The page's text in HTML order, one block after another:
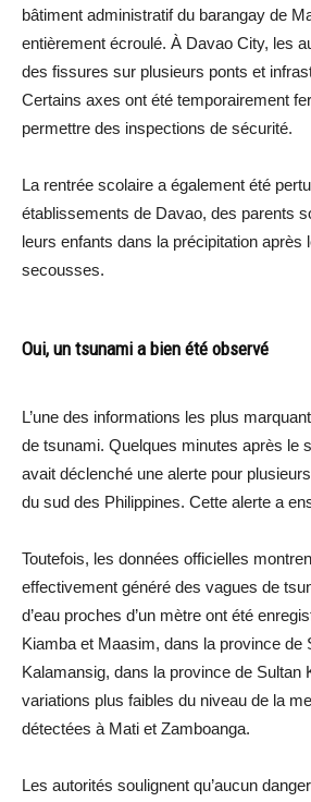
bâtiment administratif du barangay de
entièrement écroulé. À Davao City, les
des fissures sur plusieurs ponts et
Certains axes ont été temporairement
permettre des inspections de sécurité.
La rentrée scolaire a également été
établissements de Davao, des parents
leurs enfants dans la précipitation après
secousses.
Oui, un tsunami a bien été observé
L’une des informations les plus
de tsunami. Quelques minutes après le
avait déclenché une alerte pour
du sud des Philippines. Cette alerte a
Toutefois, les données officielles
effectivement généré des vagues de
d’eau proches d’un mètre ont été
Kiamba et Maasim, dans la province de
Kalamansig, dans la province de Sultan
variations plus faibles du niveau de la
détectées à Mati et Zamboanga.
Les autorités soulignent qu’aucun